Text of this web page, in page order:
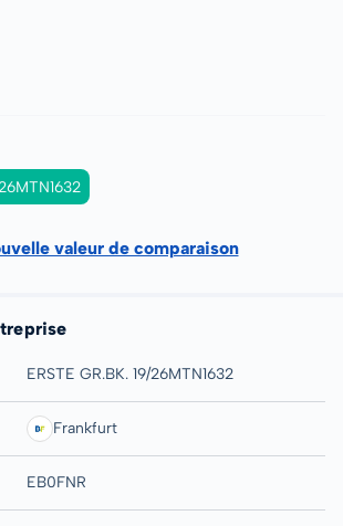
valeur de comparaison
ERSTE GR.BK. 19/26MTN1632
Frankfurt
EB0FNR